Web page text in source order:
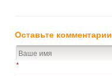
Оставьте
*